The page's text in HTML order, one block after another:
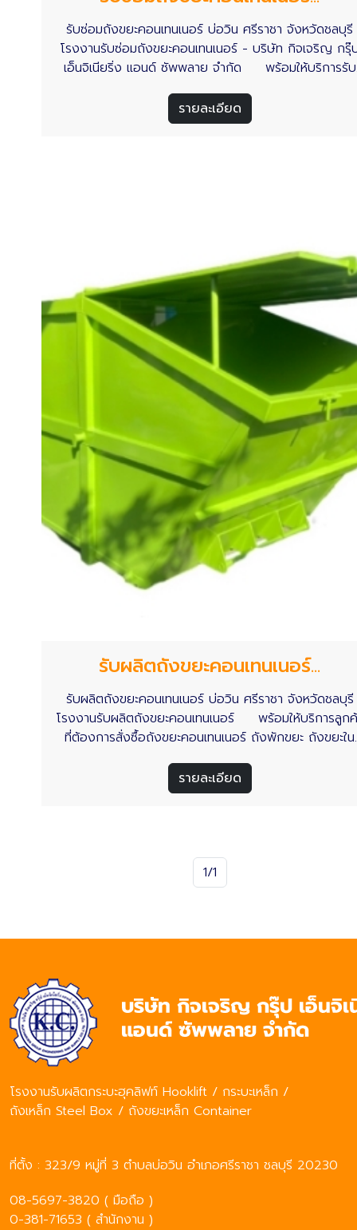
รับซ่อมถังขยะคอนเทนเนอร์ บ่อวิน ศรีราชา จังหวัดชลบุรี
โรงงานรับซ่อมถังขยะคอนเทนเนอร์ - บริษัท กิจเจริญ กรุ๊
เอ็นจิเนียริ่ง แอนด์ ซัพพลาย จำกัด พร้อมให้บริการรับ
เขตอุตสาหกรรมทั่วประเทศไทย อ่านเพิ่มเติม
รายละเอียด
รับผลิตถังขยะคอนเทนเนอร์...
รับผลิตถังขยะคอนเทนเนอร์ บ่อวิน ศรีราชา จังหวัดชลบุรี
โรงงานรับผลิตถังขยะคอนเทนเนอร์ พร้อมให้บริการลูก
ที่ต้องการสั่งซื้อถังขยะคอนเทนเนอร์ ถังพักขยะ ถังขยะใน
โรงงานอุตสาหกรรม ถังขยะคอนเทนเนอร์ - บริษัท กิจเจ
กรุ๊ป เอ็นจิเนียริ่ง แอนด์ ซัพพลาย จำกัด พร้อมรับงาน
รายละเอียด
1/1
โรงงานรับผลิตกระบะฮุคลิฟท์ Hooklift / กระบะเหล็ก /
ถังเหล็ก Steel Box / ถังขยะเหล็ก Container
ที่ตั้ง : 323/9 หมู่ที่ 3 ตำบลบ่อวิน อำเภอศรีราชา ชลบุรี 20230
08-5697-3820 ( มือถือ )
0-381-71653 ( สำนักงาน )